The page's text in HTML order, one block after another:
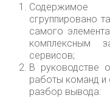
Содержимое
сгруппировано
самого
комплексным
сервисов;
В руководстве
работы команд и
разбор вывода: